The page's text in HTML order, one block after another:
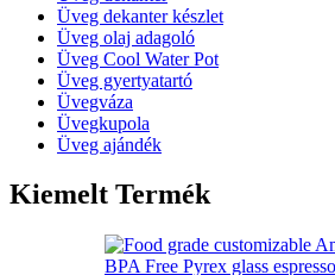
Üveg dekanter készlet
Üveg olaj adagoló
Üveg Cool Water Pot
Üveg gyertyatartó
Üvegváza
Üvegkupola
Üveg ajándék
Kiemelt Termék